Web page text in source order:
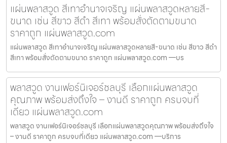
แผ่นพลาสวูด สีเทาอำนาจเจริญ แผ่นพลาสวูดหลายสี-
ขนาด เช่น สีขาว สีดำ สีเทา พร้อมสั่งตัดตามขนาด
ราคาถูก แผ่นพลาสวูด.com
แผ่นพลาสวูด สีเทาอำนาจเจริญ แผ่นพลาสวูดหลายสี-ขนาด เช่น สีขาว สีดำ
สีเทา พร้อมสั่งตัดตามขนาด ราคาถูก แผ่นพลาสวูด.com —บร
พลาสวูด งานเฟอร์นิเจอร์ชลบุรี เลือกแผ่นพลาสวูด
คุณภาพ พร้อมส่งถึงใจ – งานดี ราคาถูก ครบจบที่
เดียว แผ่นพลาสวูด.com
พลาสวูด งานเฟอร์นิเจอร์ชลบุรี เลือกแผ่นพลาสวูดคุณภาพ พร้อมส่งถึงใจ
– งานดี ราคาถูก ครบจบที่เดียว แผ่นพลาสวูด.com —บริการ